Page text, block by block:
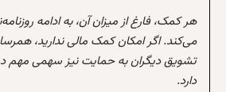
هر کمک، فارغ از میزان آن، به ادامه
می‌کند. اگر امکان کمک مالی ندارید،
تشویق دیگران به حمایت نیز سهمی مهم
دارد.